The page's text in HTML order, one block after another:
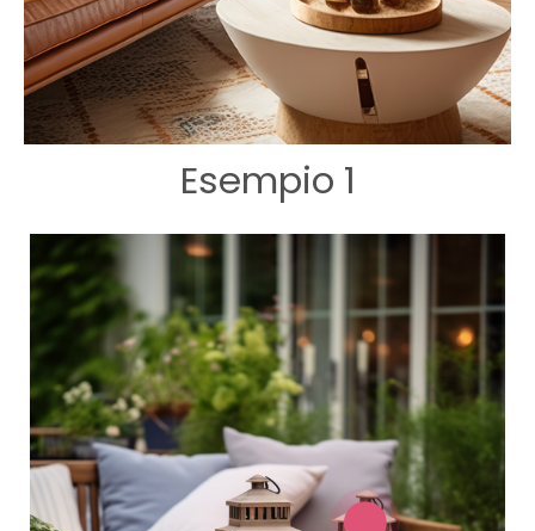
IDEE ARREDI
INTERNI
Scopri le nostre linee di prodotto
Esempio 1